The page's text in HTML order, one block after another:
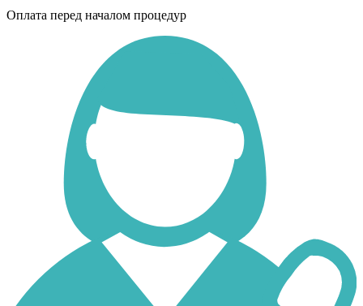
Оплата перед началом процедур